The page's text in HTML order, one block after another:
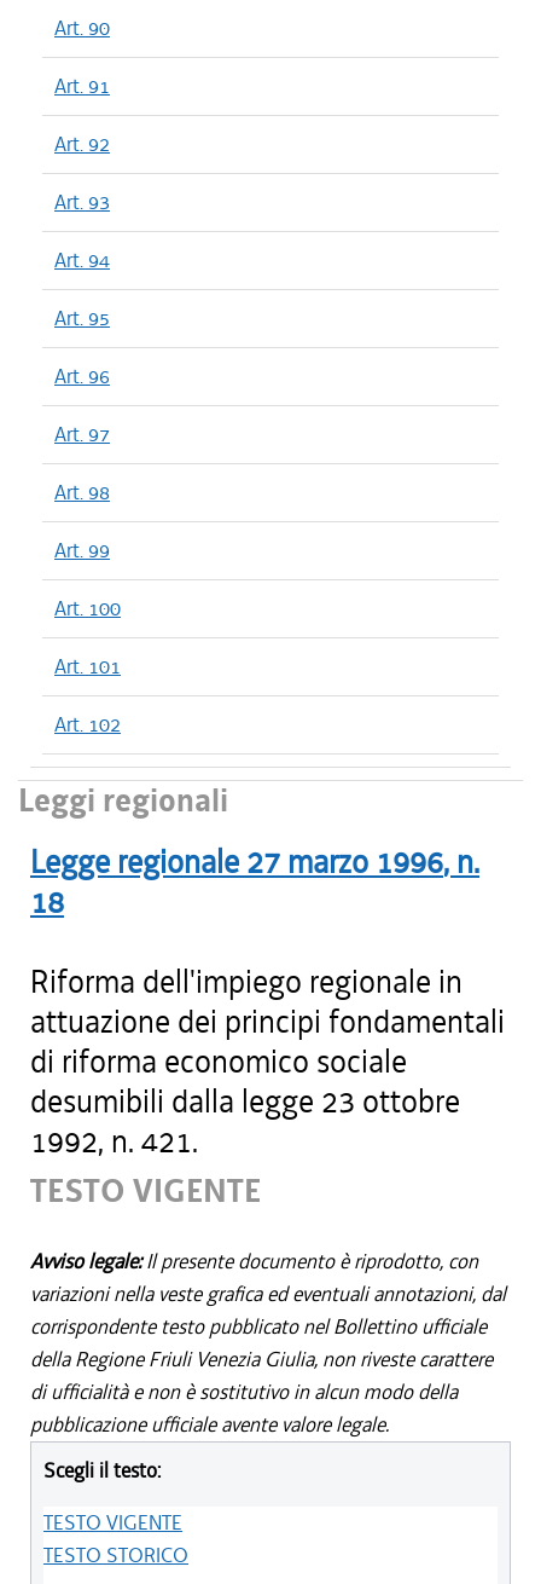
Art. 90
Art. 91
Art. 92
Art. 93
Art. 94
Art. 95
Art. 96
Art. 97
Art. 98
Art. 99
Art. 100
Art. 101
Art. 102
Leggi regionali
Legge regionale 27 marzo 1996, n.
18
Riforma dell'impiego regionale in
attuazione dei principi fondamentali
di riforma economico sociale
desumibili dalla legge 23 ottobre
1992, n. 421.
TESTO VIGENTE
Avviso legale:Il presente documento è riprodotto, con
variazioni nella veste grafica ed eventuali annotazioni, dal
corrispondente testo pubblicato nel Bollettino ufficiale
della Regione Friuli Venezia Giulia, non riveste carattere
di ufficialità e non è sostitutivo in alcun modo della
pubblicazione ufficiale avente valore legale.
Scegli il testo:
TESTO VIGENTE
TESTO STORICO